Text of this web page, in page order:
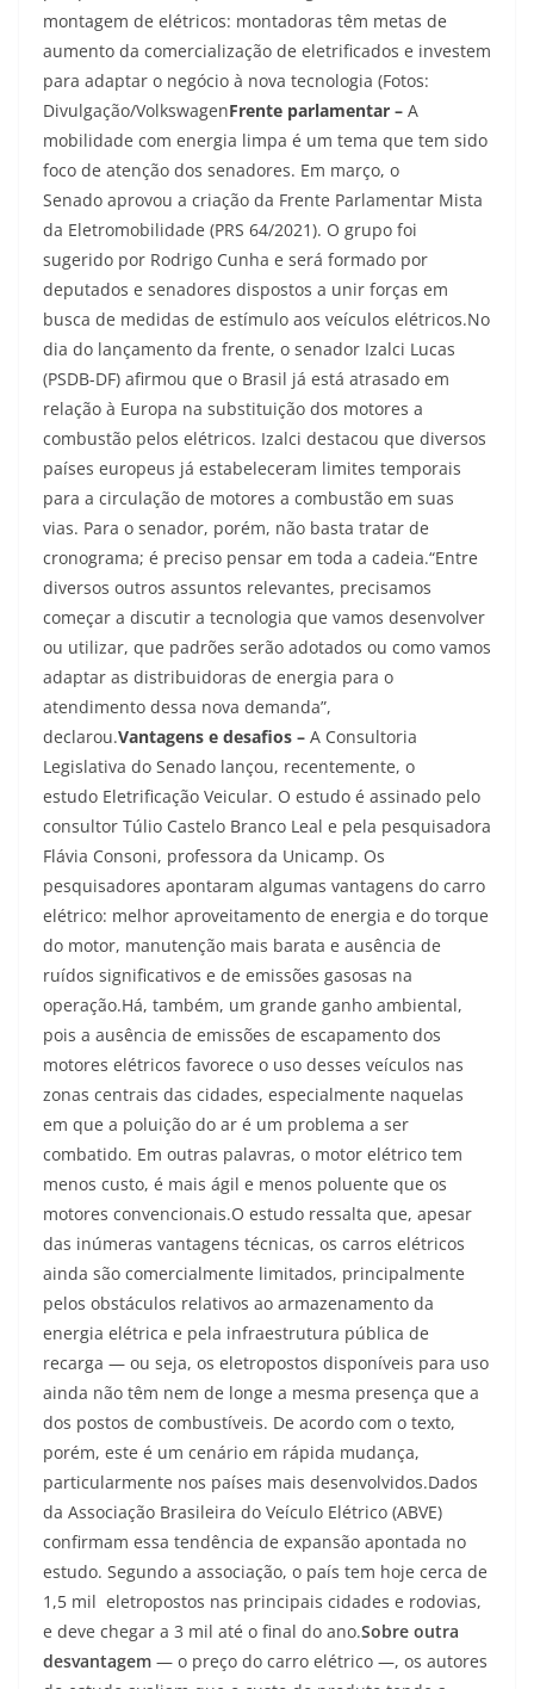
montagem de elétricos: montadoras têm metas de
aumento da comercialização de eletrificados e investem
para adaptar o negócio à nova tecnologia (Fotos:
Divulgação/VolkswagenFrente parlamentar – A
mobilidade com energia limpa é um tema que tem sido
foco de atenção dos senadores. Em março, o
Senado aprovou a criação da Frente Parlamentar Mista
da Eletromobilidade (PRS 64/2021). O grupo foi
sugerido por Rodrigo Cunha e será formado por
deputados e senadores dispostos a unir forças em
busca de medidas de estímulo aos veículos elétricos.No
dia do lançamento da frente, o senador Izalci Lucas
(PSDB-DF) afirmou que o Brasil já está atrasado em
relação à Europa na substituição dos motores a
combustão pelos elétricos. Izalci destacou que diversos
países europeus já estabeleceram limites temporais
para a circulação de motores a combustão em suas
vias. Para o senador, porém, não basta tratar de
cronograma; é preciso pensar em toda a cadeia.“Entre
diversos outros assuntos relevantes, precisamos
começar a discutir a tecnologia que vamos desenvolver
ou utilizar, que padrões serão adotados ou como vamos
adaptar as distribuidoras de energia para o
atendimento dessa nova demanda”,
declarou.Vantagens e desafios – A Consultoria
Legislativa do Senado lançou, recentemente, o
estudo Eletrificação Veicular. O estudo é assinado pelo
consultor Túlio Castelo Branco Leal e pela pesquisadora
Flávia Consoni, professora da Unicamp. Os
pesquisadores apontaram algumas vantagens do carro
elétrico: melhor aproveitamento de energia e do torque
do motor, manutenção mais barata e ausência de
ruídos significativos e de emissões gasosas na
operação.Há, também, um grande ganho ambiental,
pois a ausência de emissões de escapamento dos
motores elétricos favorece o uso desses veículos nas
zonas centrais das cidades, especialmente naquelas
em que a poluição do ar é um problema a ser
combatido. Em outras palavras, o motor elétrico tem
menos custo, é mais ágil e menos poluente que os
motores convencionais.O estudo ressalta que, apesar
das inúmeras vantagens técnicas, os carros elétricos
ainda são comercialmente limitados, principalmente
pelos obstáculos relativos ao armazenamento da
energia elétrica e pela infraestrutura pública de
recarga — ou seja, os eletropostos disponíveis para uso
ainda não têm nem de longe a mesma presença que a
dos postos de combustíveis. De acordo com o texto,
porém, este é um cenário em rápida mudança,
particularmente nos países mais desenvolvidos.Dados
da Associação Brasileira do Veículo Elétrico (ABVE)
confirmam essa tendência de expansão apontada no
estudo. Segundo a associação, o país tem hoje cerca de
1,5 mil eletropostos nas principais cidades e rodovias,
e deve chegar a 3 mil até o final do ano.Sobre outra
desvantagem — o preço do carro elétrico —, os autores